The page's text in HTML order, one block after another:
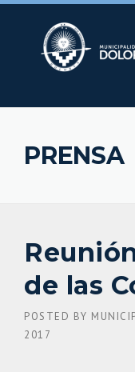
Skip
PRENSA
de las
POSTED BY
2017